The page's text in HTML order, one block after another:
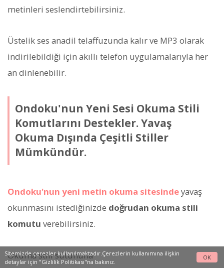
metinleri seslendirtebilirsiniz.
Üstelik ses anadil telaffuzunda kalır ve MP3 olarak
indirilebildiği için akıllı telefon uygulamalarıyla her
an dinlenebilir.
Ondoku'nun Yeni Sesi Okuma Stili
Komutlarını Destekler. Yavaş
Okuma Dışında Çeşitli Stiller
Mümkündür.
Ondoku'nun yeni metin okuma sitesindeyavaş
okunmasını istediğinizde doğrudan okuma stili
komutu verebilirsiniz.
Okuma stili sütununa
Sitemizde çerezler kullanılmaktadır.Çerezlerin kullanımına ilişkin
detaylar için "Gizlilik Politikası"na bakınız.
OK